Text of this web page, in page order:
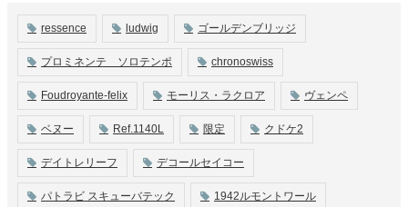
ressence ludwig ゴールデンブリッジ
プロミネンテ ソロテンポ chronoswiss
Foudroyante-felix モーリス・ラクロア ヴェンペ
ベヌー Ref.1140L 限定 クドケ2
デイトレリーフ デコールセイコー
パトラビ スキューバテック 1942ルモントワール